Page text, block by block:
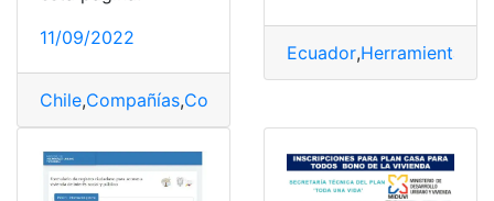
11/09/2022
Chile,Compañías,Consultas Online
Ecuador,Herramientas